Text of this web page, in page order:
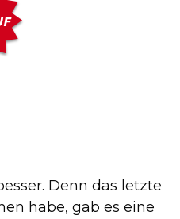
Denn das letzte
habe, gab es eine